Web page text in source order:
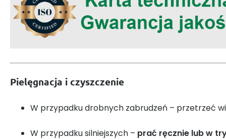
Pielęgnacja i czyszczenie
W przypadku drobnych zabrudzeń – przetrzeć
W przypadku silniejszych – prać ręcznie lub w